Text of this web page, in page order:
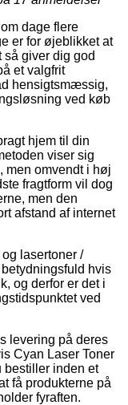
dage flere
er for øjeblikket at
så giver dig god
et valgfrit
hensigtsmæssig,
ved køb
hjem til din
viser sig
men omvendt i høj
fragtform vil dog
men den
afstand af internet
lasertoner /
hvis
og derfor er det i
ved
levering på deres
Cyan Laser Toner
bestiller inden et
få produkterne på
fyraften.